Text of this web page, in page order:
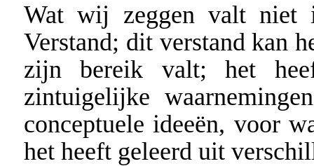
Wat wij zeggen valt
Verstand; dit verstand kan
zijn bereik valt; het
zintuigelijke
conceptuele ideeën, voor
het heeft geleerd uit